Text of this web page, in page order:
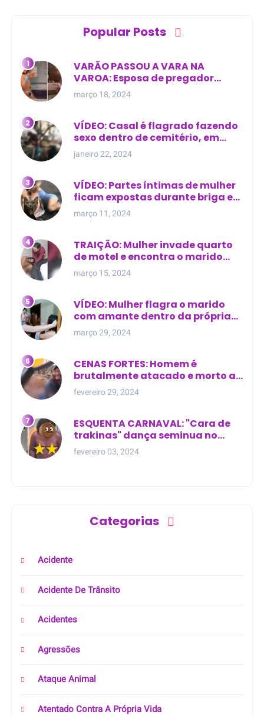
Popular Posts
VARÃO PASSOU A VARA NA
VAROA: Esposa de pregador
evangélico descobre
relacionamento extra-conjugal
março 18, 2024
VÍDEO: Casal é flagrado fazendo
sexo dentro de cemitério, em
cima de túmulo no Maranhão
janeiro 22, 2024
VÍDEO: Partes íntimas de mulher
ficam expostas durante briga em
Manaus
março 11, 2024
TRAIÇÃO: Mulher invade quarto
de motel e encontra o marido
com outra na cama
março 15, 2024
VÍDEO: Mulher flagra o marido
com amante dentro da própria
residência
março 29, 2024
CENAS FORTES: Homem é
brutalmente atacado e morto a
golpes de facão em joão lisboa
fevereiro 29, 2024
ESQUENTA CARNAVAL: "Cara de
trakinas" dança seminua no
meio da rua na Bahia
fevereiro 03, 2024
Categorias
Acidente
Acidente De Trânsito
Acidentes
Agressões
Ataque Animal
Atentado Contra A Própria Vida